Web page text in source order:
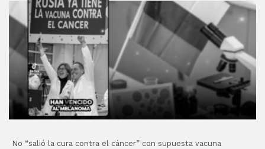
No “salió la cura contra el cáncer” con supuesta vacuna